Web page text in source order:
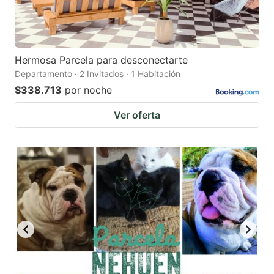
Hermosa Parcela para desconectarte
Departamento · 2 Invitados · 1 Habitación
$338.713 por noche
Ver oferta